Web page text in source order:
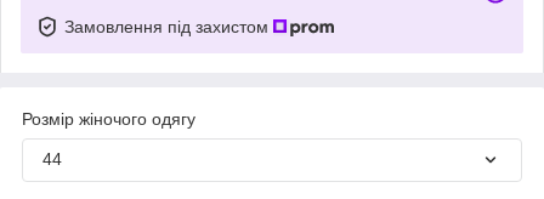
Замовлення під захистом
Розмір жіночого одягу
44